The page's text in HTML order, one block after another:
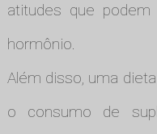
atitudes que podem
hormônio.
Além disso, uma
o consumo de